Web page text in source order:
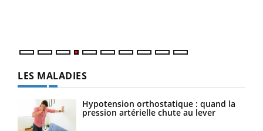
LES MALADIES
Hypotension orthostatique : quand la
pression artérielle chute au lever